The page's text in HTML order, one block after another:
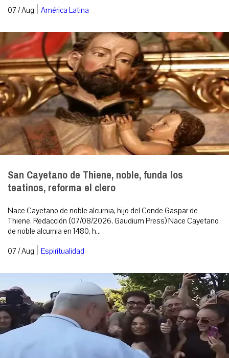
07 / Aug | América Latina
San Cayetano de Thiene, noble, funda los
teatinos, reforma el clero
Nace Cayetano de noble alcurnia, hijo del Conde Gaspar de
Thiene. Redacción (07/08/2026, Gaudium Press) Nace Cayetano
de noble alcurnia en 1480, h...
07 / Aug | Espiritualidad